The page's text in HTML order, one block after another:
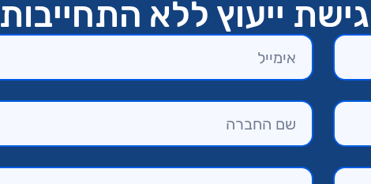
ייעוץ ללא התחייבות​